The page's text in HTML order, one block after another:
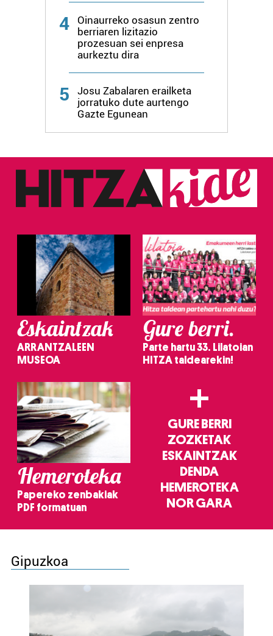
Webgune honek cookie propioak eta hirugarrenen cookie-
fitxategiak erabiltzen ditu. Zure esperientzia eta
zerbitzuak hobetzeko asmoz, cookie teknologiaz
baliatzen gara. Ohar hau onartuz gero, teknologia hori
erabiltzeko baimen esplizitua ematen diguzu.
4
Oinaurreko osasun zentro
berriaren lizitazio
prozesuan sei enpresa
aurkeztu dira
5
Josu Zabalaren erailketa
jorratuko dute aurtengo
Gazte Egunean
Eskaintzak
ARRANTZALEEN
MUSEOA
Gure berri.
Parte hartu 33. Lilatoian
HITZA taldearekin!
Hemeroteka
Papereko zenbakiak
PDF formatuan
+
GURE BERRI
ZOZKETAK
ESKAINTZAK
DENDA
HEMEROTEKA
NOR GARA
Gipuzkoa